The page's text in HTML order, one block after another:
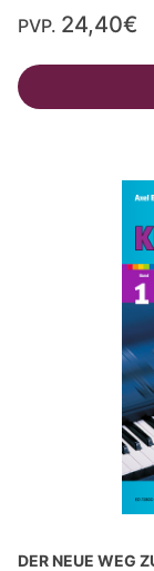
PVP. 24,40€
DER NEUE WEG